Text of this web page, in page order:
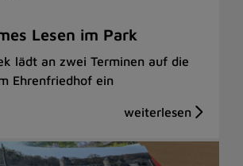
Lesen im Park
lädt an zwei Terminen auf die
Ehrenfriedhof ein